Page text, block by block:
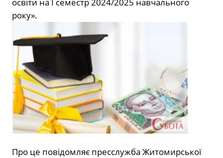
року».
Про це повідомляє пресслужба Житомирської